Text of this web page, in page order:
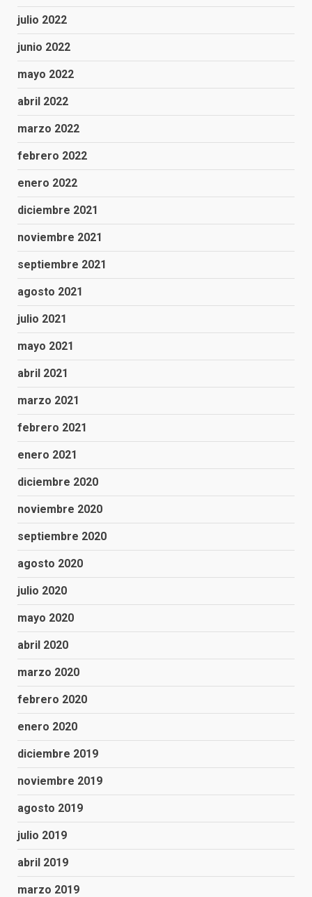
julio 2022
junio 2022
mayo 2022
abril 2022
marzo 2022
febrero 2022
enero 2022
diciembre 2021
noviembre 2021
septiembre 2021
agosto 2021
julio 2021
mayo 2021
abril 2021
marzo 2021
febrero 2021
enero 2021
diciembre 2020
noviembre 2020
septiembre 2020
agosto 2020
julio 2020
mayo 2020
abril 2020
marzo 2020
febrero 2020
enero 2020
diciembre 2019
noviembre 2019
agosto 2019
julio 2019
abril 2019
marzo 2019